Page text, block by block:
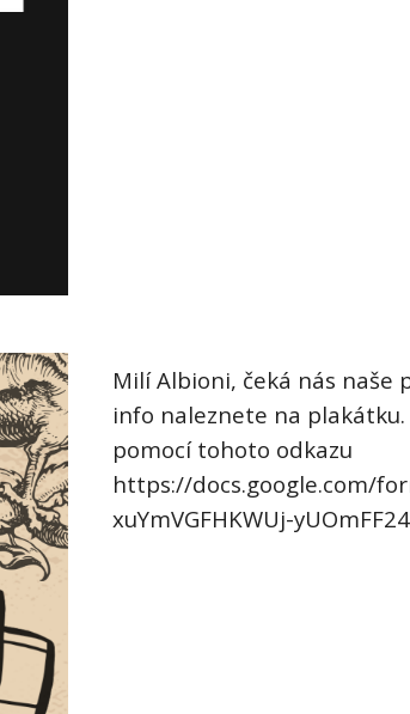
Milí Albioni, čeká nás naše
info naleznete na
pomocí tohoto odkazu
https://docs.google.com/
xuYmVGFHKWUj-